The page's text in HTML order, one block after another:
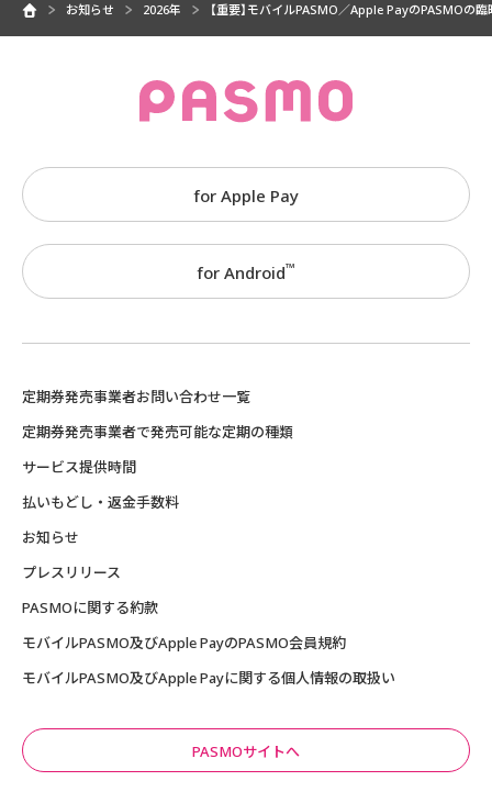
お知らせ 2026年 【重要】モバイルPASMO／Apple PayのPASMOの
for Apple Pay
for Android™
定期券発売事業者お問い合わせ一覧
定期券発売事業者で発売可能な定期の種類
サービス提供時間
払いもどし・返金手数料
お知らせ
プレスリリース
PASMOに関する約款
モバイルPASMO及びApple PayのPASMO会員規約
モバイルPASMO及びApple Payに関する個人情報の取扱い
PASMOサイトへ